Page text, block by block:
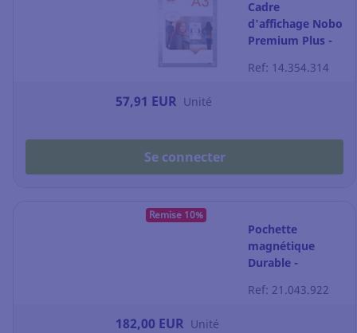
Cadre
d'affichage Nobo
Premium Plus -
transparent
Ref: 14.354.314
57,91 EUR Unité
Se connecter
Remise 10%
Pochette
magnétique
Durable -
3,8 cm - bleu -
Ref: 21.043.922
182,00 EUR Unité